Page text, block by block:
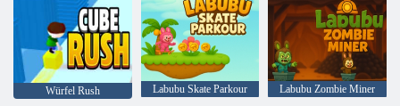
Würfel Rush Labubu Skate Parkour Labubu Zombie Miner